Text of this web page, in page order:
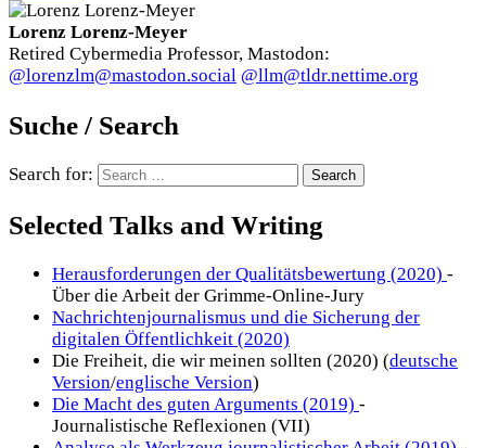
Lorenz Lorenz-Meyer
Retired Cybermedia Professor, Mastodon:
@lorenzlm@mastodon.social @llm@tldr.nettime.org
Suche / Search
Search for:
Selected Talks and Writing
Herausforderungen der Qualitätsbewertung (2020) -
Über die Arbeit der Grimme-Online-Jury
Nachrichtenjournalismus und die Sicherung der
digitalen Öffentlichkeit (2020)
Die Freiheit, die wir meinen sollten (2020) (deutsche
Version/englische Version)
Die Macht des guten Arguments (2019) -
Journalistische Reflexionen (VII)